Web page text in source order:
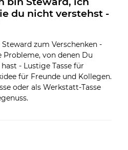
du nicht verstehst -
zum Verschenken -
Probleme, von denen Du
- Lustige Tasse für
für Freunde und Kollegen.
oder als Werkstatt-Tasse